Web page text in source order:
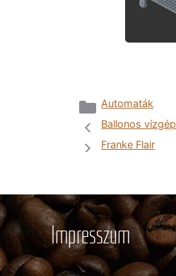
Kategória
Automaták
Ballonos vízgép
Franke Flair
Impresszum